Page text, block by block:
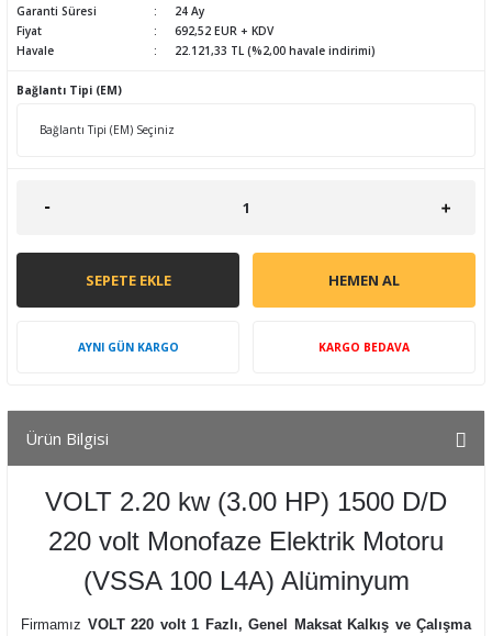
Garanti Süresi
24 Ay
Fiyat
692,52 EUR + KDV
Havale
22.121,33 TL (%2,00 havale indirimi)
Bağlantı Tipi (EM)
SEPETE EKLE HEMEN AL
AYNI GÜN KARGO KARGO BEDAVA
Ürün Bilgisi
VOLT 2.20 kw (3.00 HP) 1500 D/D
220 volt Monofaze Elektrik Motoru
(VSSA 100 L4A) Alüminyum
Firmamız VOLT 220 volt 1 Fazlı, Genel Maksat Kalkış ve Çalışma